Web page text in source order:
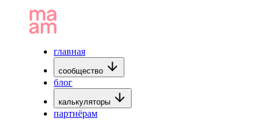
главная
сообщество
блог
калькуляторы
партнёрам